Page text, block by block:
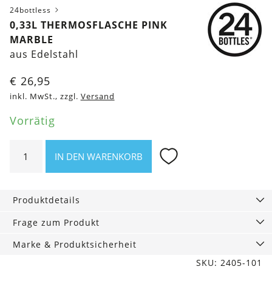
24bottless
0,33L THERMOSFLASCHE PINK
MARBLE
aus Edelstahl
€ 26,95
inkl. MwSt., zzgl. Versand
Vorrätig
Thermosflasche
Menge
IN DEN WARENKORB
Produktdetails
Frage zum Produkt
Marke & Produktsicherheit
SKU: 2405-101